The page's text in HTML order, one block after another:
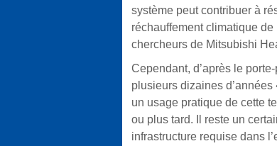
système peut contribuer à
réchauffement climatique
chercheurs de Mitsubishi
Cependant, d’après le
plusieurs dizaines
un usage pratique de cette
ou plus tard. Il reste un
infrastructure requise dans